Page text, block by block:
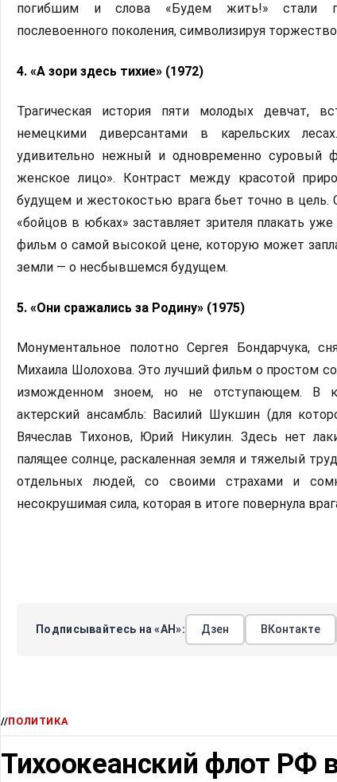
погибшим и слова «Будем жить!» стали
послевоенного поколения, символизируя
4. «А зори здесь тихие» (1972)
Трагическая история пяти молодых девчат,
немецкими диверсантами в карельских
удивительно нежный и одновременно
женское лицо». Контраст между красотой
будущем и жестокостью врага бьет точно в цель.
«бойцов в юбках» заставляет зрителя плакать
фильм о самой высокой цене, которую может
земли — о несбывшемся будущем.
5. «Они сражались за Родину» (1975)
Монументальное полотно Сергея Бондарчука,
Михаила Шолохова. Это лучший фильм о простом
изможденном зноем, но не отступающем. В
актерский ансамбль: Василий Шукшин (для
Вячеслав Тихонов, Юрий Никулин. Здесь нет
палящее солнце, раскаленная земля и тяжелый
отдельных людей, со своими страхами и
несокрушимая сила, которая в итоге повернула
Подписывайтесь на «АН»: Дзен ВКонтакте
//ПОЛИТИКА
Тихоокеанский флот РФ